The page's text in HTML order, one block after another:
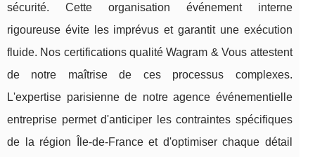
sécurité. Cette organisation événement interne
rigoureuse évite les imprévus et garantit une exécution
fluide. Nos certifications qualité Wagram & Vous attestent
de notre maîtrise de ces processus complexes.
L'expertise parisienne de notre agence événementielle
entreprise permet d'anticiper les contraintes spécifiques
de la région Île-de-France et d'optimiser chaque détail